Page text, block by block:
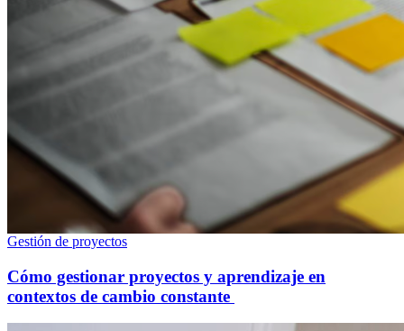
Gestión de proyectos
Cómo gestionar proyectos y aprendizaje en
contextos de cambio constante